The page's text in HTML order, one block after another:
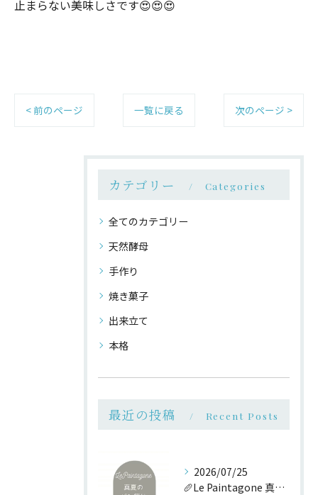
止まらない美味しさです😍😍😍
< 前のページ 一覧に戻る 次のページ >
カテゴリー Categories
全てのカテゴリー
天然酵母
手作り
焼き菓子
出来立て
本格
最近の投稿 Recent Posts
2026/07/25
🥖Le Paintagone 真夏のパン祭り🥖